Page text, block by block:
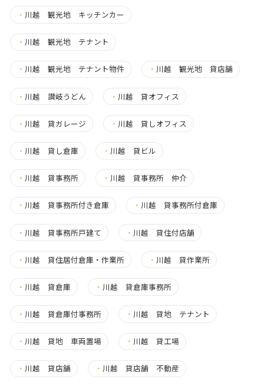
・ 川越 観光地 キッチンカー
・ 川越 観光地 テナント
・ 川越 観光地 テナント物件 ・ 川越 観光地 貸店舗
・ 川越 讃岐うどん ・ 川越 貸オフィス
・ 川越 貸ガレージ ・ 川越 貸しオフィス
・ 川越 貸し倉庫 ・ 川越 貸ビル
・ 川越 貸事務所 ・ 川越 貸事務所 仲介
・ 川越 貸事務所付き倉庫 ・ 川越 貸事務所付倉庫
・ 川越 貸事務所戸建て ・ 川越 貸住付店舗
・ 川越 貸住居付倉庫・作業所 ・ 川越 貸作業所
・ 川越 貸倉庫 ・ 川越 貸倉庫事務所
・ 川越 貸倉庫付事務所 ・ 川越 貸地 テナント
・ 川越 貸地 車両置場 ・ 川越 貸工場
・ 川越 貸店舗 ・ 川越 貸店舗 不動産